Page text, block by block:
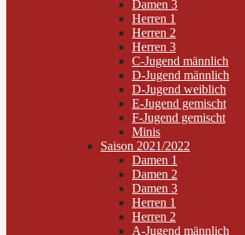
Damen 3
Herren 1
Herren 2
Herren 3
C-Jugend männlich
D-Jugend männlich
D-Jugend weiblich
E-Jugend gemischt
F-Jugend gemischt
Minis
Saison 2021/2022
Damen 1
Damen 2
Damen 3
Herren 1
Herren 2
A-Jugend männlich